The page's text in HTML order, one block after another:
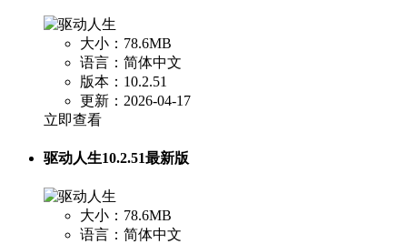
大小：78.6MB
语言：简体中文
版本：10.2.51
更新：2026-04-17
立即查看
驱动人生10.2.51最新版
大小：78.6MB
语言：简体中文